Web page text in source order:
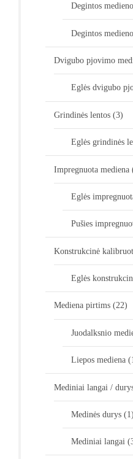
Degintos
Degintos
Dvigubo pjovimo
Eglės dvigubo
Grindinės lentos (3)
Eglės grindinės
Impregnuota mediena
Eglės
Pušies
Konstrukcinė
Eglės
Mediena pirtims (22)
Juodalksnio
Liepos mediena
Mediniai langai /
Medinės durys (1)
Mediniai langai